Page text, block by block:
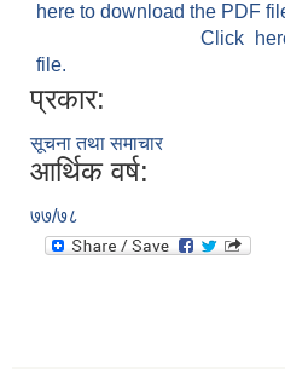
here to download the PDF
Click
file.
प्रकार:
सूचना तथा समाचार
आर्थिक वर्ष:
७७/७८